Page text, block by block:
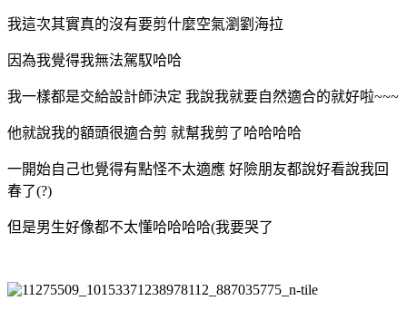
我這次其實真的沒有要剪什麼空氣瀏劉海拉
因為我覺得我無法駕馭哈哈
我一樣都是交給設計師決定 我說我就要自然適合的就好啦~~~
他就說我的額頭很適合剪 就幫我剪了哈哈哈哈
一開始自己也覺得有點怪不太適應 好險朋友都說好看說我回
春了(?)
但是男生好像都不太懂哈哈哈哈(我要哭了